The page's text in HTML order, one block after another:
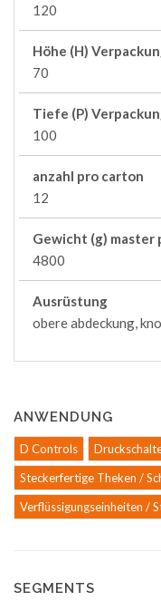
120
Höhe (H)
70
Tiefe (P)
100
anzahl pro carton
12
Gewicht (g) master
4800
Ausrüstung
obere abdeckung,
ANWENDUNG
D Controls
Steckerfertige Theken /
Verflüssigungseinheiten /
SEGMENTS